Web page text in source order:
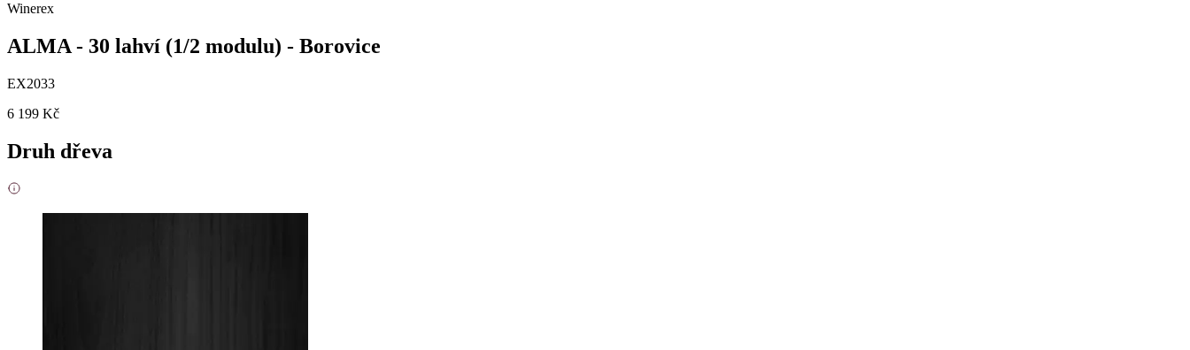
Winerex
ALMA - 30 lahví (1/2 modulu) - Borovice
EX2033
6 199 Kč
Druh dřeva